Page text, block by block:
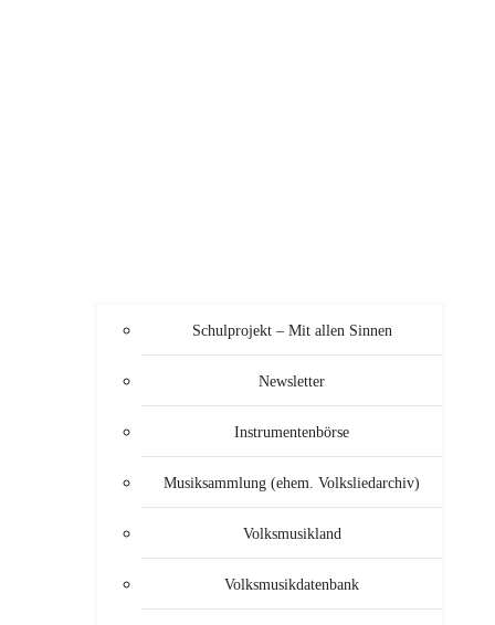
Schulprojekt – Mit allen Sinnen
Newsletter
Instrumentenbörse
Musiksammlung (ehem. Volksliedarchiv)
Volksmusikland
Volksmusikdatenbank